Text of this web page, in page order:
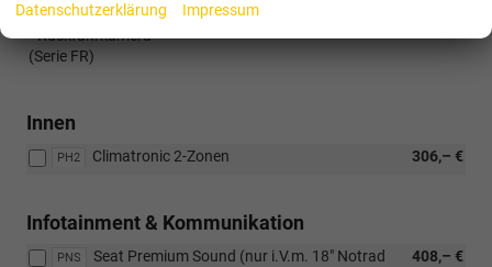
• Regensensor
• Rückfahrkamera
(Serie FR)
Innen
PH2 306,– €
Climatronic 2-Zonen
Infotainment & Kommunikation
PNS 408,– €
Seat Premium Sound (nur i.V.m. 18" Notrad
Datenschutzerklärung Impressum